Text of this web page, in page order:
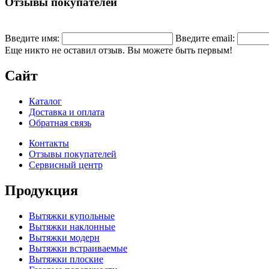
Введите имя: Введите email:
Еще никто не оставил отзыв. Вы можете быть первым!
Сайт
Каталог
Доставка и оплата
Обратная связь
Контакты
Отзывы покупателей
Сервисный центр
Продукция
Вытяжки купольные
Вытяжки наклонные
Вытяжки модерн
Вытяжки встраиваемые
Вытяжки плоские